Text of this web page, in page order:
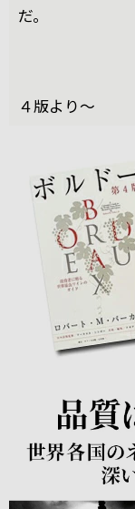
だ。
～
４版より～